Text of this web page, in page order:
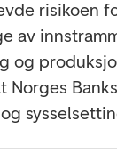
risikoen
av
og